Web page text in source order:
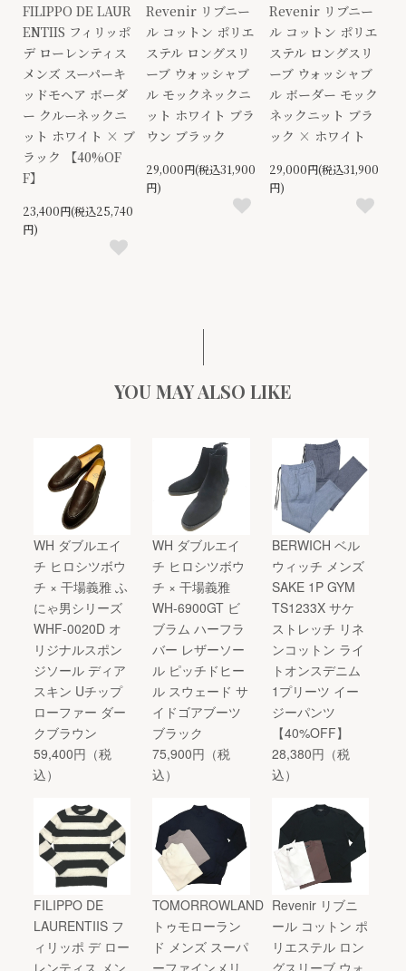
FILIPPO DE LAUR
ENTIIS フィリッポ
デ ローレンティス
メンズ スーパーキ
ッドモヘア ボーダ
ー クルーネックニ
ット ホワイト × ブ
ラック 【40%OF
F】
23,400円(税込25,740
円)
Revenir リブニー
ル コットン ポリエ
ステル ロングスリ
ーブ ウォッシャブ
ル モックネックニ
ット ホワイト ブラ
ウン ブラック
29,000円(税込31,900
円)
Revenir リブニー
ル コットン ポリエ
ステル ロングスリ
ーブ ウォッシャブ
ル ボーダー モック
ネックニット ブラ
ック × ホワイト
29,000円(税込31,900
円)
YOU MAY ALSO LIKE
WH ダブルエイ
チ ヒロシツボウ
チ × 干場義雅 ふ
にゃ男シリーズ
WHF-0020D オ
リジナルスポン
ジソール ディア
スキン Uチップ
ローファー ダー
クブラウン
59,400円（税
込）
WH ダブルエイ
チ ヒロシツボウ
チ × 干場義雅
WH-6900GT ビ
ブラム ハーフラ
バー レザーソー
ル ピッチドヒー
ル スウェード サ
イドゴアブーツ
ブラック
75,900円（税
込）
BERWICH ベル
ウィッチ メンズ
SAKE 1P GYM
TS1233X サケ
ストレッチ リネ
ンコットン ライ
トオンスデニム
1プリーツ イー
ジーパンツ
【40%OFF】
28,380円（税
込）
FILIPPO DE
LAURENTIIS フ
ィリッポ デ ロー
TOMORROWLAND
トゥモローラン
ド メンズ スーパ
Revenir リブニ
ール コットン ポ
リエステル ロン